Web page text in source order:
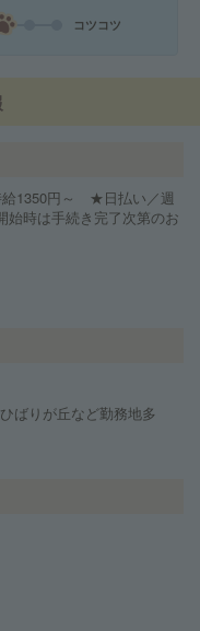
コツコツ
給1350円～ ★日払い／週
始時は手続き完了次第のお
ばりが丘など勤務地多